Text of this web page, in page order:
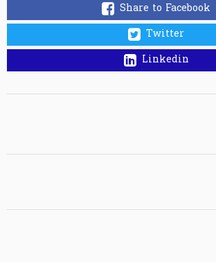
Share to Facebook
Twitter
Linkedin